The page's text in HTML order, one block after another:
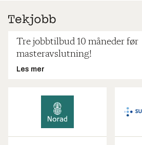
Tre jobbtilbud 10 måneder før
masteravslutning!
Les mer